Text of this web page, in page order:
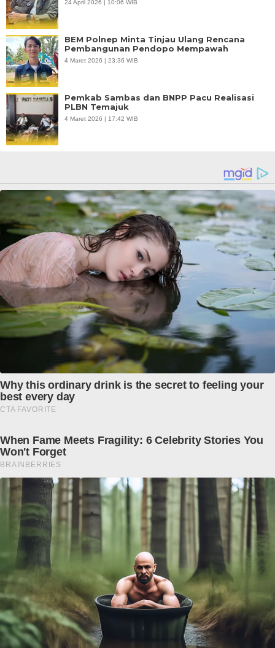
24 April 2026 | 10:06 WIB
BEM Polnep Minta Tinjau Ulang Rencana
Pembangunan Pendopo Mempawah
4 Maret 2026 | 23:36 WIB
Pemkab Sambas dan BNPP Pacu Realisasi
PLBN Temajuk
4 Maret 2026 | 17:42 WIB